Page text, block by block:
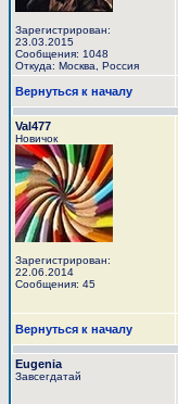
Зарегистрирован:
23.03.2015
Сообщения: 1048
Откуда: Москва, Россия
Вернуться к началу
Val477
Новичок
Зарегистрирован:
22.06.2014
Сообщения: 45
Вернуться к началу
Eugenia
Завсегдатай